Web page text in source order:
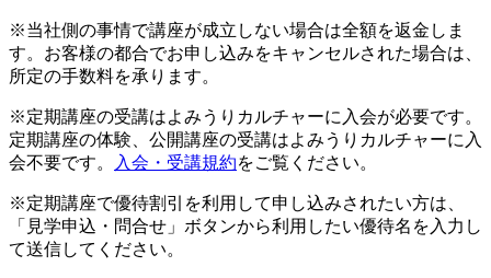
※当社側の事情で講座が成立しない場合は全額を返金しま
す。お客様の都合でお申し込みをキャンセルされた場合は、
所定の手数料を承ります。
※定期講座の受講はよみうりカルチャーに入会が必要です。
定期講座の体験、公開講座の受講はよみうりカルチャーに入
会不要です。
入会・受講規約をご覧ください。
※定期講座で優待割引を利用して申し込みされたい方は、
「見学申込・問合せ」ボタンから利用したい優待名を入力し
て送信してください。